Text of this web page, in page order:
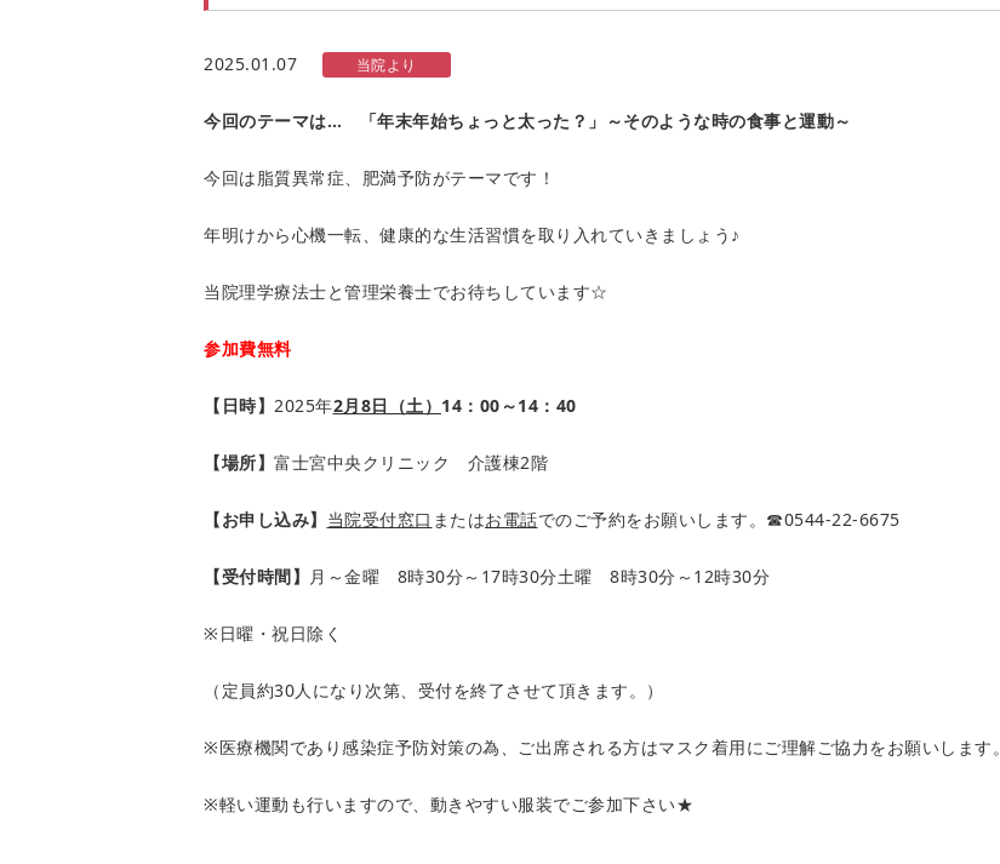
2025.01.07 当院より
今回のテーマは… 「年末年始ちょっと太った？」～そのような時の食事と運動～
今回は脂質異常症、肥満予防がテーマです！
年明けから心機一転、健康的な生活習慣を取り入れていきましょう♪
当院理学療法士と管理栄養士でお待ちしています☆
参加費無料
【日時】 2025年2月8日（土） 14 ：00～14：40
【場所】 富士宮中央クリニック 介護棟2階
【お申し込み】 当院受付窓口 またはお電話でのご予約をお願いします。☎0544-22-6675
【受付時間】 月～金曜 8時30分～17時30分土曜 8時30分～12時30分
※日曜・祝日除く
（定員約30人になり次第、受付を終了させて頂きます。）
※医療機関であり感染症予防対策の為、ご出席される方はマスク着用にご理解ご協力をお願いします。
※軽い運動も行いますので、動きやすい服装でご参加下さい★